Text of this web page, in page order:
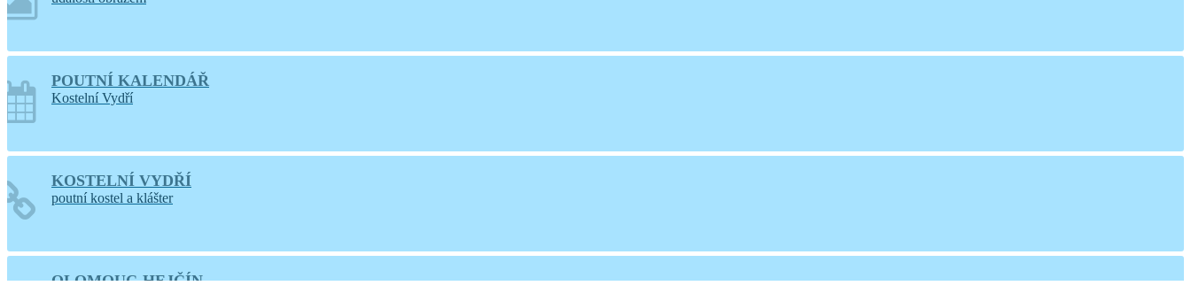
POUTNÍ KALENDÁŘ
Kostelní Vydří
KOSTELNÍ VYDŘÍ
poutní kostel a klášter
OLOMOUC-HEJČÍN